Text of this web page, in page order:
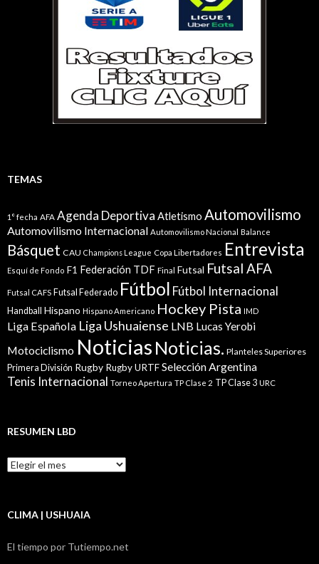
TEMAS
1° fecha AFA Agenda Deportiva Atletismo Automovilismo
Automovilismo Internacional Automovilismo Nacional Balance
Básquet CAU Champions League Copa Libertadores Entrevista
Esquí de Fondo F1 Federación TDF Final Futsal Futsal AFA
Futsal CAFS Futsal Federado Fútbol Fútbol Internacional
Handball Hispano Hispano Americano Hockey Pista IMD
Liga Española Liga Ushuaiense LNB Lucas Yerobi
Motociclismo Noticias Noticias. Planteles Superiores
Primera División Rugby Rugby URTFSelección Argentina
Tenis Internacional Torneo Apertura TP Clase 2 TP Clase 3 URC
RESUMEN LBD
Resumen
LBD
CLIMA | USHUAIA
El tiempo por Tutiempo.net